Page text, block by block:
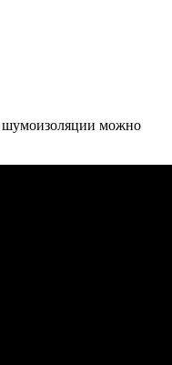
шумоизоляции можно